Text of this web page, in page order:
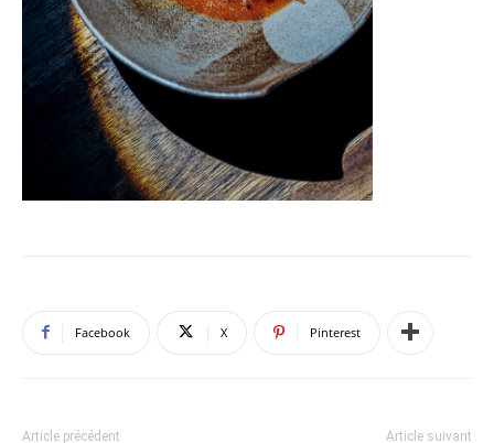
Facebook X Pinterest
Article précédent Article suivant